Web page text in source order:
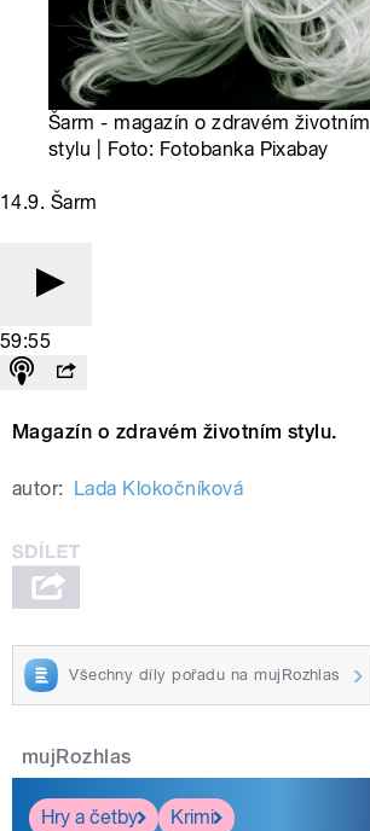
Šarm - magazín o zdravém životním
stylu | Foto: Fotobanka Pixabay
14.9. Šarm
59:55
Magazín o zdravém životním stylu.
autor: Lada Klokočníková
Všechny díly pořadu na mujRozhlas
mujRozhlas
Hry a četby
Krimi